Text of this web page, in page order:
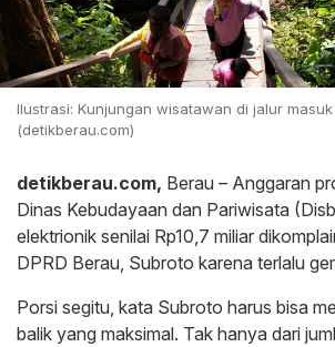
Ilustrasi: Kunjungan wisatawan di jalur
(detikberau.com)
detikberau.com, Berau – Anggaran
Dinas Kebudayaan dan Pariwisata
elektrionik senilai Rp10,7 miliar
DPRD Berau, Subroto karena terlalu
Porsi segitu, kata Subroto harus bisa
balik yang maksimal. Tak hanya dari